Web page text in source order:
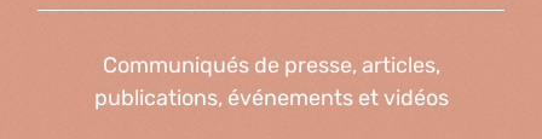
Communiqués de presse, articles,
publications, événements et vidéos